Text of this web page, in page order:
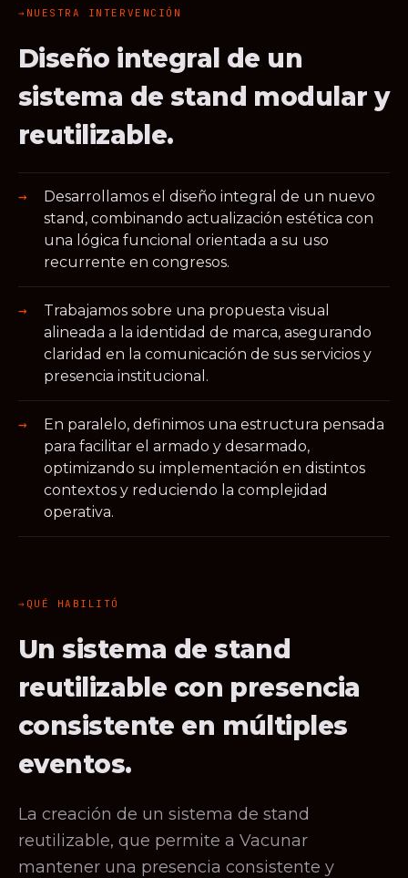
NUESTRA INTERVENCIÓN
Diseño integral de un
sistema de stand modular y
reutilizable.
Desarrollamos el diseño integral de un nuevo
stand, combinando actualización estética con
una lógica funcional orientada a su uso
recurrente en congresos.
Trabajamos sobre una propuesta visual
alineada a la identidad de marca, asegurando
claridad en la comunicación de sus servicios y
presencia institucional.
En paralelo, definimos una estructura pensada
para facilitar el armado y desarmado,
optimizando su implementación en distintos
contextos y reduciendo la complejidad
operativa.
QUÉ HABILITÓ
Un sistema de stand
reutilizable con presencia
consistente en múltiples
eventos.
La creación de un sistema de stand
reutilizable, que permite a Vacunar
mantener una presencia consistente y